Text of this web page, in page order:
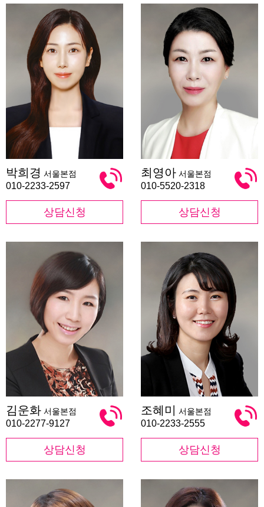
희
경
박희경 서울본점
010-2233-2597
상담신청
영
아
최영아 서울본점
010-5520-2318
상담신청
운
화
김운화 서울본점
010-2277-9127
상담신청
혜
미
조혜미 서울본점
010-2233-2555
상담신청